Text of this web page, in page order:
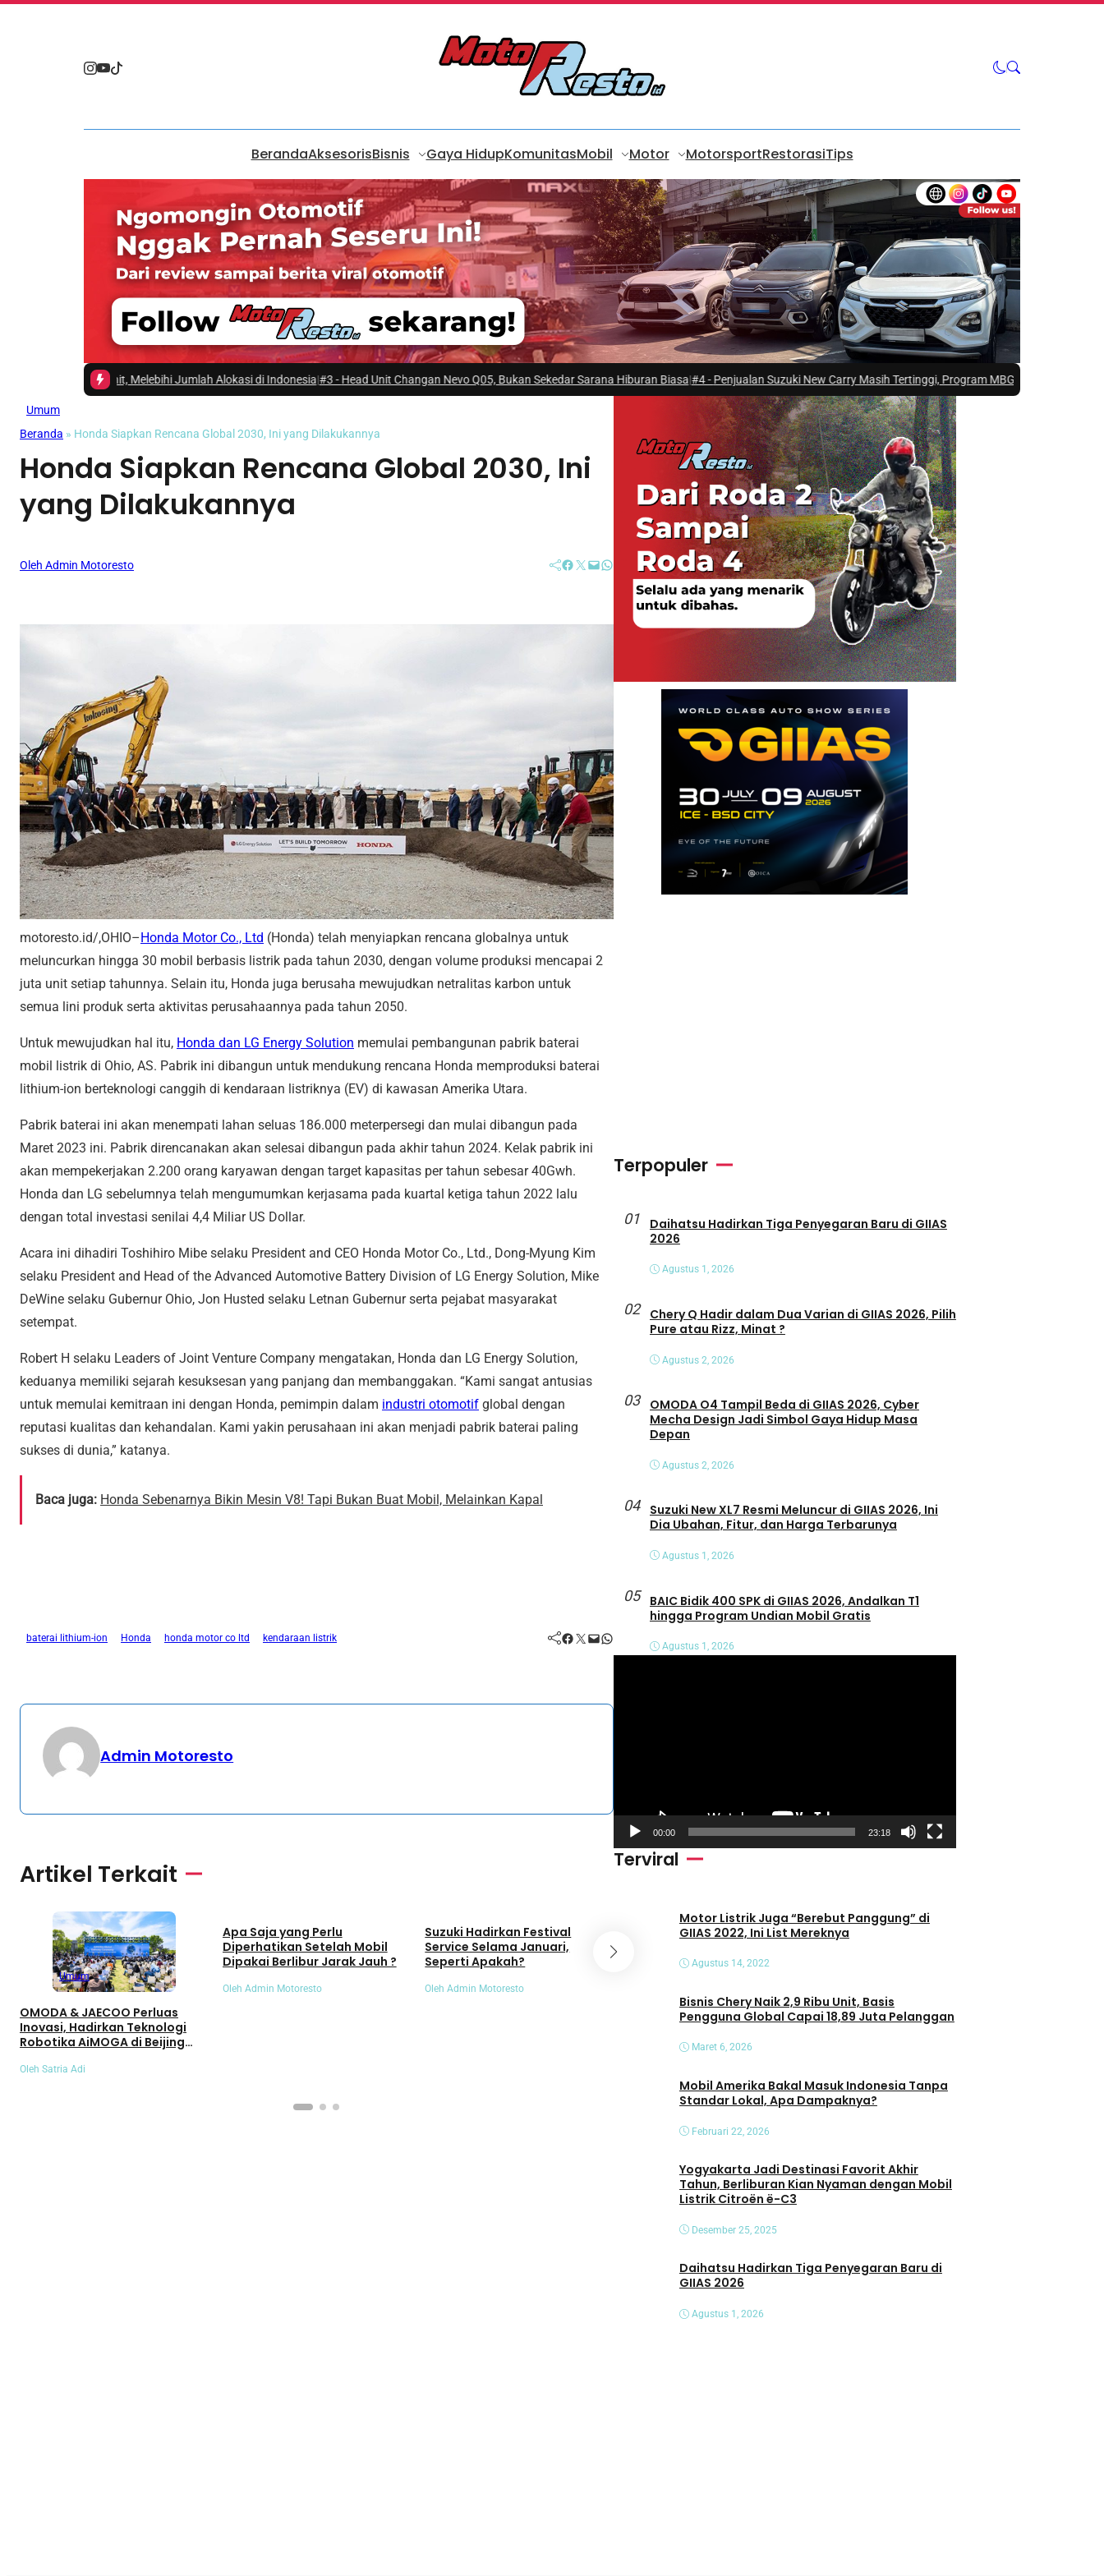
BerandaAksesorisBisnis Gaya HidupKomunitasMobil Motor MotorsportRestorasiTips
132 Unit, Melebihi Jumlah Alokasi di Indonesia|#3 -Head Unit Changan Nevo Q05, Bukan Sekedar Sarana Hiburan Biasa| #4 -Penjualan Suzuki New Carry Masih Tertinggi, Program MBG Beri Kontribusi Besar
Umum
Beranda » Honda Siapkan Rencana Global 2030, Ini yang Dilakukannya
Honda Siapkan Rencana Global 2030, Ini
yang Dilakukannya
Oleh Admin Motoresto Facebook Twitter Mail WhatsApp
motoresto.id/,OHIO–Honda Motor Co., Ltd (Honda) telah menyiapkan rencana globalnya untuk
meluncurkan hingga 30 mobil berbasis listrik pada tahun 2030, dengan volume produksi mencapai 2
juta unit setiap tahunnya. Selain itu, Honda juga berusaha mewujudkan netralitas karbon untuk
semua lini produk serta aktivitas perusahaannya pada tahun 2050.
Untuk mewujudkan hal itu, Honda dan LG Energy Solution memulai pembangunan pabrik baterai
mobil listrik di Ohio, AS. Pabrik ini dibangun untuk mendukung rencana Honda memproduksi baterai
lithium-ion berteknologi canggih di kendaraan listriknya (EV) di kawasan Amerika Utara.
Pabrik baterai ini akan menempati lahan seluas 186.000 meterpersegi dan mulai dibangun pada
Maret 2023 ini. Pabrik direncanakan akan selesai dibangun pada akhir tahun 2024. Kelak pabrik ini
akan mempekerjakan 2.200 orang karyawan dengan target kapasitas per tahun sebesar 40Gwh.
Honda dan LG sebelumnya telah mengumumkan kerjasama pada kuartal ketiga tahun 2022 lalu
dengan total investasi senilai 4,4 Miliar US Dollar.
Acara ini dihadiri Toshihiro Mibe selaku President and CEO Honda Motor Co., Ltd., Dong-Myung Kim
selaku President and Head of the Advanced Automotive Battery Division of LG Energy Solution, Mike
DeWine selaku Gubernur Ohio, Jon Husted selaku Letnan Gubernur serta pejabat masyarakat
setempat.
Robert H selaku Leaders of Joint Venture Company mengatakan, Honda dan LG Energy Solution,
keduanya memiliki sejarah kesuksesan yang panjang dan membanggakan. “Kami sangat antusias
untuk memulai kemitraan ini dengan Honda, pemimpin dalam industri otomotif global dengan
reputasi kualitas dan kehandalan. Kami yakin perusahaan ini akan menjadi pabrik baterai paling
sukses di dunia,” katanya.
Baca juga: Honda Sebenarnya Bikin Mesin V8! Tapi Bukan Buat Mobil, Melainkan Kapal
baterai lithium-ion Honda honda motor co ltd kendaraan listrik Facebook Twitter Mail WhatsApp
Admin Motoresto
Artikel Terkait
Umum
OMODA & JAECOO Perluas
Inovasi, Hadirkan Teknologi
Robotika AiMOGA di Beijing
Oleh Satria Adi
Apa Saja yang Perlu
Diperhatikan Setelah Mobil
Dipakai Berlibur Jarak Jauh ?
Oleh Admin Motoresto
Suzuki Hadirkan Festival
Service Selama Januari,
Seperti Apakah?
Oleh Admin Motoresto
Animo Masyarakat Terhadap
SPKLU Naik 404 Persen
Pasar Mobil Listrik di Tanah Air
Terpopuler
01
Daihatsu Hadirkan Tiga Penyegaran Baru di GIIAS
2026
Agustus 1, 2026
02
Chery Q Hadir dalam Dua Varian di GIIAS 2026, Pilih
Pure atau Rizz, Minat ?
Agustus 2, 2026
03
OMODA O4 Tampil Beda di GIIAS 2026, Cyber
Mecha Design Jadi Simbol Gaya Hidup Masa
Depan
Agustus 2, 2026
04
Suzuki New XL7 Resmi Meluncur di GIIAS 2026, Ini
Dia Ubahan, Fitur, dan Harga Terbarunya
Agustus 1, 2026
05
BAIC Bidik 400 SPK di GIIAS 2026, Andalkan T1
hingga Program Undian Mobil Gratis
Agustus 1, 2026
m
i
00:00 23:18
Terviral
Motor Listrik Juga “Berebut Panggung” di
GIIAS 2022, Ini List Mereknya
Agustus 14, 2022
Bisnis Chery Naik 2,9 Ribu Unit, Basis
Pengguna Global Capai 18,89 Juta Pelanggan
Maret 6, 2026
Mobil Amerika Bakal Masuk Indonesia Tanpa
Standar Lokal, Apa Dampaknya?
Februari 22, 2026
Yogyakarta Jadi Destinasi Favorit Akhir
Tahun, Berliburan Kian Nyaman dengan Mobil
Listrik Citroën ë-C3
Desember 25, 2025
Daihatsu Hadirkan Tiga Penyegaran Baru di
GIIAS 2026
Agustus 1, 2026